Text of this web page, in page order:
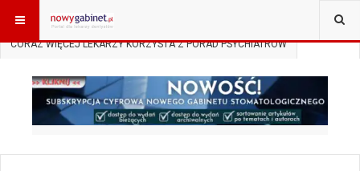
JESTEŚ TUTAJ: START
CORAZ WIĘCEJ LEKARZY KORZYSTA Z PORAD PSYCHIATRÓW